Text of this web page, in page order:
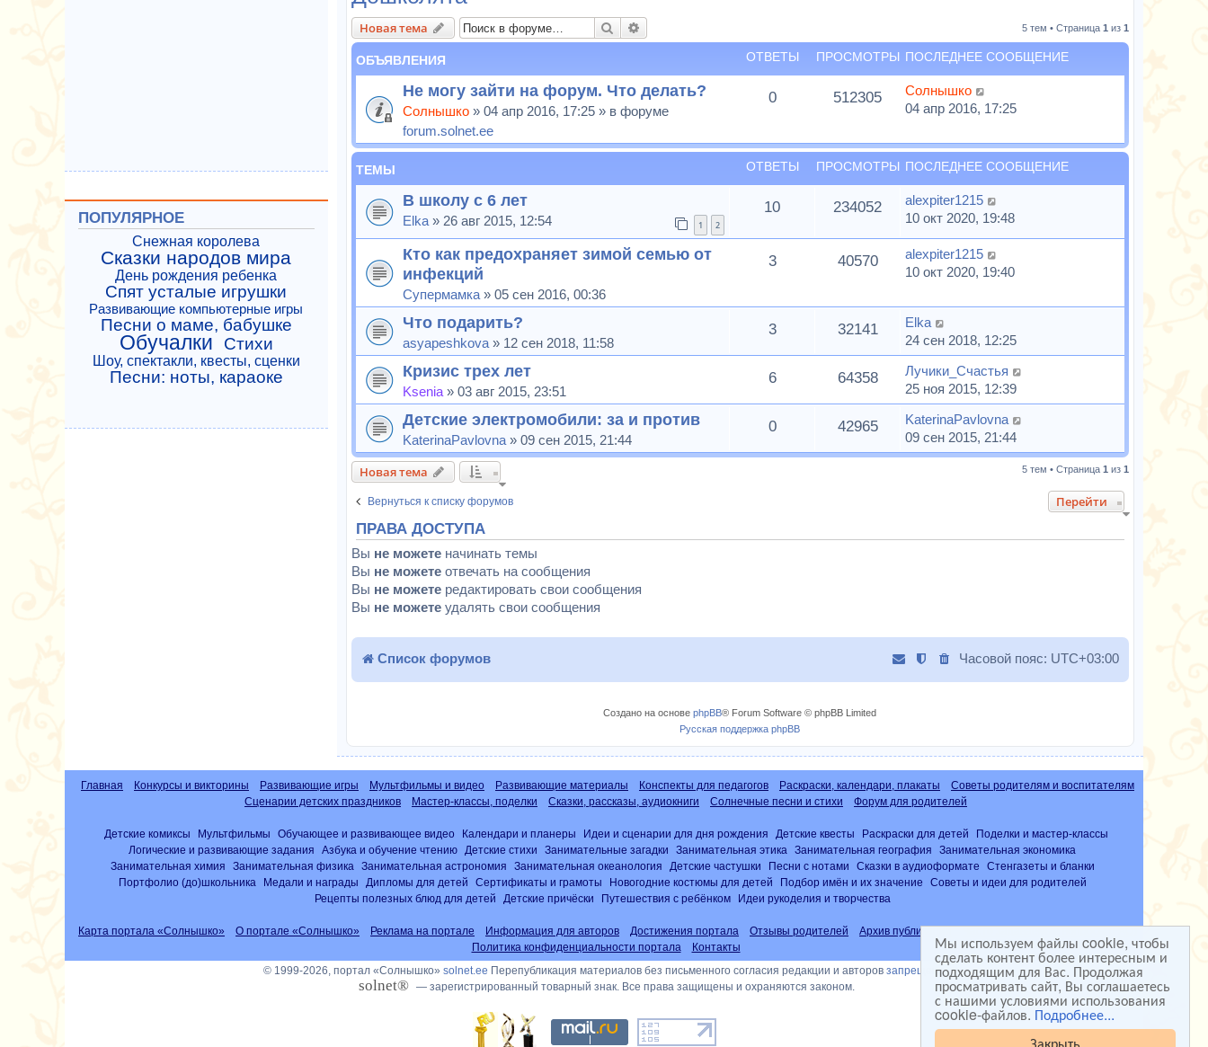
Мы используем файлы cookie, чтобы
сделать контент более интересным и
подходящим для Вас. Продолжая
просматривать сайт, Вы соглашаетесь
с нашими условиями использования
cookie-файлов. Подробнее...
Новая тема Поиск 5 тем • Страница 1 из 1
ОБЪЯВЛЕНИЯ ОТВЕТЫ ПРОСМОТРЫ ПОСЛЕДНЕЕ СООБЩЕНИЕ
Не могу зайти на форум. Что делать?
Солнышко» 04 апр 2016, 17:25 » в форуме
forum.solnet.ee
0 512305
Солнышко
04 апр 2016, 17:25
ТЕМЫ ОТВЕТЫ ПРОСМОТРЫ ПОСЛЕДНЕЕ СООБЩЕНИЕ
В школу с 6 лет
Elka» 26 авг 2015, 12:54 1 2
10 234052
alexpiter1215
10 окт 2020, 19:48
Кто как предохраняет зимой семью от
инфекций
Супермамка» 05 сен 2016, 00:36
3 40570
alexpiter1215
10 окт 2020, 19:40
Что подарить?
asyapeshkova» 12 сен 2018, 11:58
3 32141
Elka
24 сен 2018, 12:25
Кризис трех лет
Ksenia» 03 авг 2015, 23:51
6 64358
Лучики_Счастья
25 ноя 2015, 12:39
Детские электромобили: за и против
KaterinaPavlovna» 09 сен 2015, 21:44
0 42965
KaterinaPavlovna
09 сен 2015, 21:44
Новая тема 5 тем • Страница 1 из 1
Вернуться к списку форумов Перейти
ПРАВА ДОСТУПА
Вы не можетеначинать темы
Вы не можетеотвечать на сообщения
Вы не можетередактировать свои сообщения
Вы не можетеудалять свои сообщения
Список форумов Часовой пояс: UTC+03:00
Создано на основеphpBB® Forum Software © phpBB Limited
Русская поддержка phpBB
ПОПУЛЯРНОЕ
Снежная королева
Сказки народов мира
День рождения ребенка
Спят усталые игрушки
Развивающие компьютерные игры
Песни о маме, бабушке
Обучалки Стихи
Шоу, спектакли, квесты, сценки
Песни: ноты, караоке
Главная Конкурсы и викторины Развивающие игры Мультфильмы и видео Развивающие материалы Конспекты для педагогов Раскраски, календари, плакаты
Советы родителям и воспитателям
Сценарии детских праздников
Мастер-классы, поделки Сказки, рассказы, аудиокниги Солнечные песни и стихи Форум для родителей
Детские комиксы Мультфильмы Обучающее и развивающее видео Календари и планеры Идеи и сценарии для дня рождения Детские квесты Раскраски для детей
Поделки и мастер-классы
Логические и развивающие задания
Азбука и обучение чтению Детские стихи Занимательные загадки Занимательная этика Занимательная география
Занимательная экономика
Занимательная химия
Занимательная физика Занимательная астрономия Занимательная океанология Детские частушки Песни с нотами Сказки в аудиоформате
Стенгазеты и бланки
Портфолио (до)школьника
Медали и награды Дипломы для детей Сертификаты и грамоты Новогодние костюмы для детей Подбор имён и их значение
Советы и идеи для родителей
Рецепты полезных блюд для детей
Детские причёски Путешествия с ребёнком Идеи рукоделия и творчества
Карта портала «Солнышко» О портале «Солнышко» Реклама на портале Информация для авторов Достижения портала Отзывы родителей Архив публикаций
Политика конфиденциальности портала
Контакты
© 1999-2026, портал «Солнышко» solnet.ee Перепубликация материалов без письменного согласия редакции и авторов запрещена
solnet® — зарегистрированный товарный знак. Все права защищены и охраняются законом.